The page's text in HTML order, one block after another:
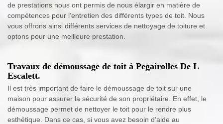
de prestations nous ont permis de nous élargir en matière de
compétences pour l’entretien des différents types de toit. Nous
vous offrons ainsi différents services de nettoyage de toiture et
optons pour une meilleure prestation.
Travaux de démoussage de toit à Pegairolles De L
Escalett.
Il est très important de faire le démoussage de toit sur une
maison pour assurer la sécurité de son propriétaire. En effet, le
démoussage permet de nettoyer le toit pour le rendre plus
esthétique. Dans ce cas, si vous avez besoin d’aide au